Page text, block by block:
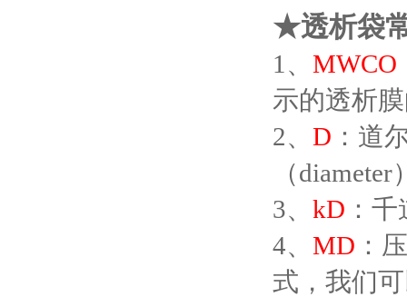
★透析袋
1、 MWCO
示的透析
2、 D ：道
（
3、 kD ：
4、 MD ：
式，我们